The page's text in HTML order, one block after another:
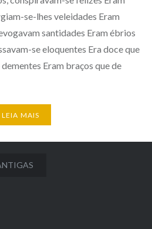
se-lhes veleidades Eram
santidades Eram ébrios
se eloquentes Era doce que
Eram braços que de
LEIA MAIS